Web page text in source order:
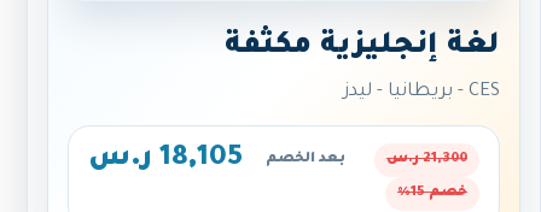
لغة إنجليزية مكثفة
CES - بريطانيا - ليدز
21,300 ر.س بعد الخصم 18,105 ر.س
خصم 15%